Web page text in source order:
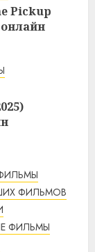
Pickup
ФИЛЬМОВ
ФИЛЬМЫ